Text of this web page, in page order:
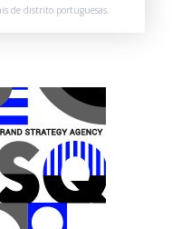
de distrito portuguesas.